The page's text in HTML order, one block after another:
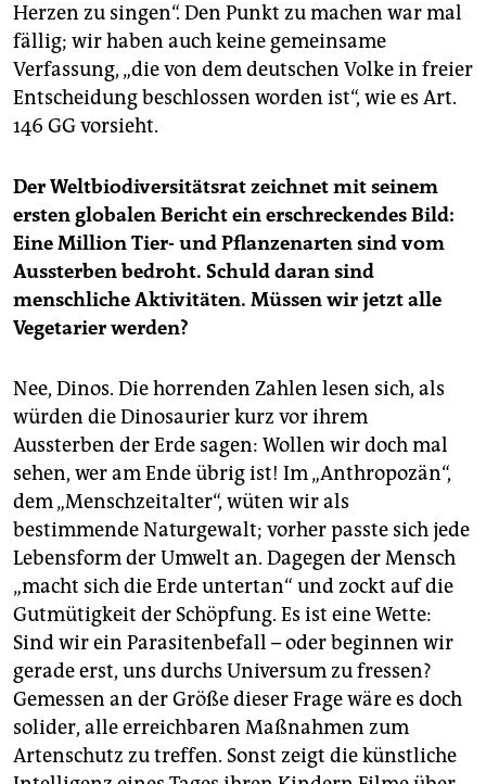
Herzen zu singen“. Den Punkt zu machen war mal
fällig; wir haben auch keine gemeinsame
Verfassung, „die von dem deutschen Volke in freier
Entscheidung beschlossen worden ist“, wie es Art.
146 GG vorsieht.
Der Weltbiodiversitätsrat zeichnet mit seinem
ersten globalen Bericht ein erschreckendes Bild:
Eine Million Tier- und Pflanzenarten sind vom
Aussterben bedroht. Schuld daran sind
menschliche Aktivitäten. Müssen wir jetzt alle
Vegetarier werden?
Nee, Dinos. Die horrenden Zahlen lesen sich, als
würden die Dinosaurier kurz vor ihrem
Aussterben der Erde sagen: Wollen wir doch mal
sehen, wer am Ende übrig ist! Im „Anthro­pozän“,
dem „Menschzeitalter“, wüten wir als
bestimmende Naturgewalt; vorher passte sich jede
Lebensform der Umwelt an. Dagegen der Mensch
„macht sich die Erde untertan“ und zockt auf die
Gutmütigkeit der Schöpfung. Es ist eine Wette:
Sind wir ein ­Parasitenbefall – oder beginnen wir
gerade erst, uns durchs Universum zu fressen?
Gemessen an der Größe dieser Frage wäre es doch
solider, alle erreichbaren Maßnahmen zum
Artenschutz zu treffen. Sonst zeigt die künstliche